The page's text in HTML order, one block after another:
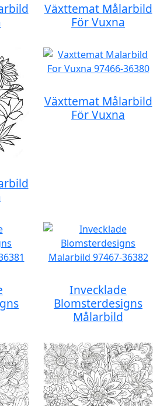
Växttemat Målarbild
För Vuxna
Växttemat Målarbild
För Vuxna
Invecklade
Blomsterdesigns
Målarbild